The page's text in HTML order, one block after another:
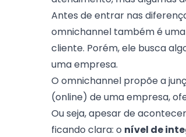
Antes de entrar nas
omnichannel também é
cliente. Porém, ele busca
uma empresa.
O omnichannel propõe a
(online) de uma empresa,
Ou seja, apesar de
ficando clara: o nível de